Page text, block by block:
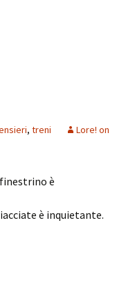
, treni
Lore! on
è
è inquietante.